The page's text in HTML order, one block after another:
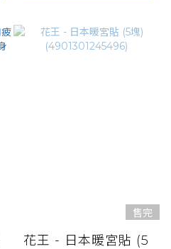
售完
花王 - 日本暖宮貼 (5